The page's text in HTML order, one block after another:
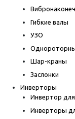
Гибкие валы
УЗО
Шар-краны
Заслонки
Инверторы
Инвертор
Инверторы